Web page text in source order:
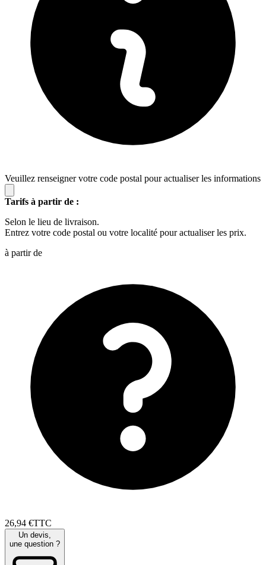
Veuillez renseigner votre code postal pour actualiser les informations
Tarifs à partir de :
Selon le lieu de livraison.
Entrez votre code postal ou votre localité pour actualiser les prix.
à partir de
26,94 €TTC
Un devis,
une question ?